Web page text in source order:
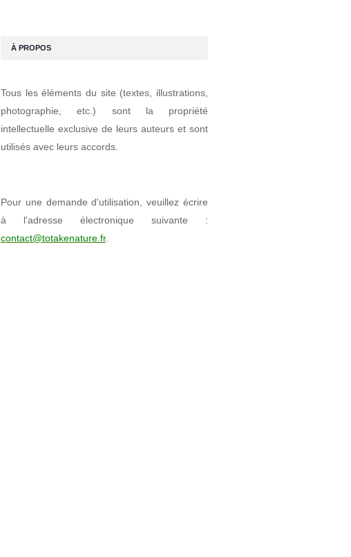
À PROPOS
Tous les éléments du site (textes, illustrations,
photographie, etc.) sont la propriété
intellectuelle exclusive de leurs auteurs et sont
utilisés avec leurs accords.
Pour une demande d'utilisation, veuillez écrire
à l'adresse électronique suivante :
contact@totakenature.fr